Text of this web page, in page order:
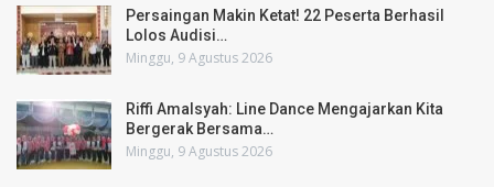
Persaingan Makin Ketat! 22 Peserta Berhasil
Lolos Audisi…
Minggu, 9 Agustus 2026
Riffi Amalsyah: Line Dance Mengajarkan Kita
Bergerak Bersama…
Minggu, 9 Agustus 2026